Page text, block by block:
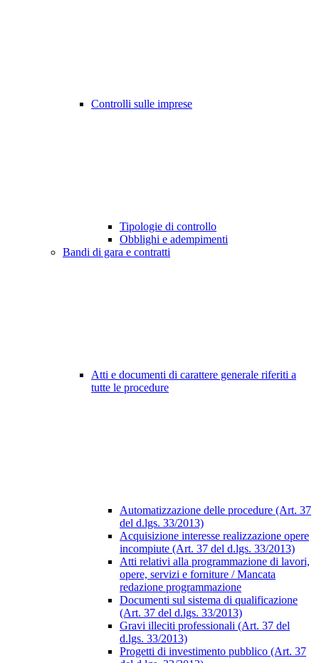
Controlli sulle imprese
Tipologie di controllo
Obblighi e adempimenti
Bandi di gara e contratti
Atti e documenti di carattere generale riferiti a
tutte le procedure
Automatizzazione delle procedure (Art. 37
del d.lgs. 33/2013)
Acquisizione interesse realizzazione opere
incompiute (Art. 37 del d.lgs. 33/2013)
Atti relativi alla programmazione di lavori,
opere, servizi e forniture / Mancata
redazione programmazione
Documenti sul sistema di qualificazione
(Art. 37 del d.lgs. 33/2013)
Gravi illeciti professionali (Art. 37 del
d.lgs. 33/2013)
Progetti di investimento pubblico (Art. 37